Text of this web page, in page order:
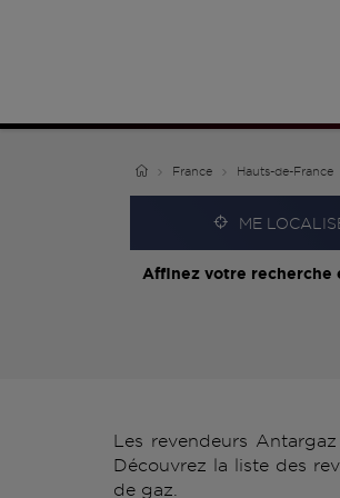
France Hauts-de-France
ME
Affinez votre recherche
Les revendeurs
Découvrez la liste des
de gaz.